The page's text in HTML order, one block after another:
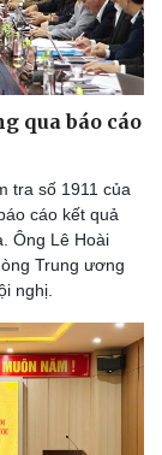
qua báo cáo
tra số 1911 của
cáo kết quả
Ông Lê Hoài
Trung ương
nghị.